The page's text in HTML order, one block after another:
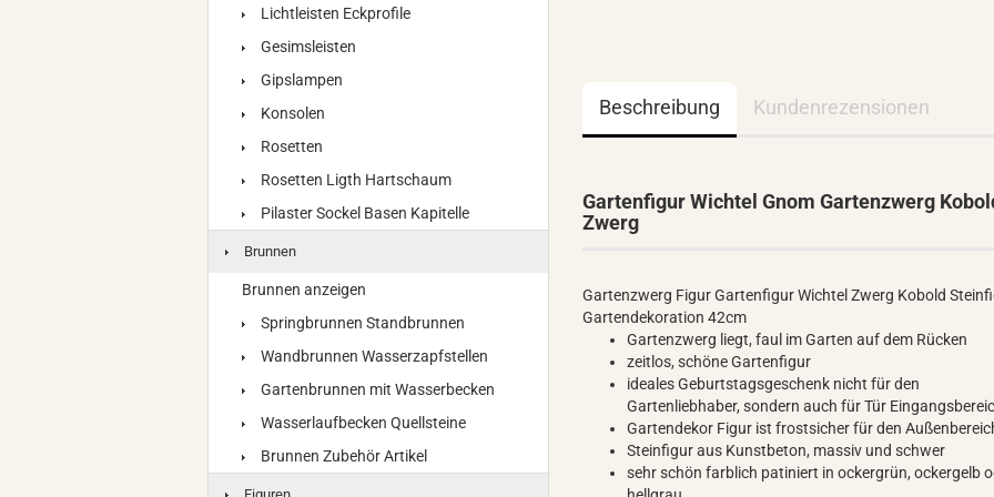
Beschreibung Kundenrezensionen
Gartenfigur Wichtel Gnom Gartenzwerg
Zwerg
Gartenzwerg Figur Gartenfigur Wichtel Zwerg Kobold
Gartendekoration 42cm
Gartenzwerg liegt, faul im Garten auf dem Rücken
zeitlos, schöne Gartenfigur
ideales Geburtstagsgeschenk nicht für den
Gartenliebhaber, sondern auch für Tür
Gartendekor Figur ist frostsicher für den
Steinfigur aus Kunstbeton, massiv und schwer
sehr schön farblich patiniert in ockergrün, ockergelb
Lichtleisten Eckprofile
Gesimsleisten
Gipslampen
Konsolen
Rosetten
Rosetten Ligth Hartschaum
Pilaster Sockel Basen Kapitelle
Brunnen
Brunnen anzeigen
Springbrunnen Standbrunnen
Wandbrunnen Wasserzapfstellen
Gartenbrunnen mit Wasserbecken
Wasserlaufbecken Quellsteine
Brunnen Zubehör Artikel